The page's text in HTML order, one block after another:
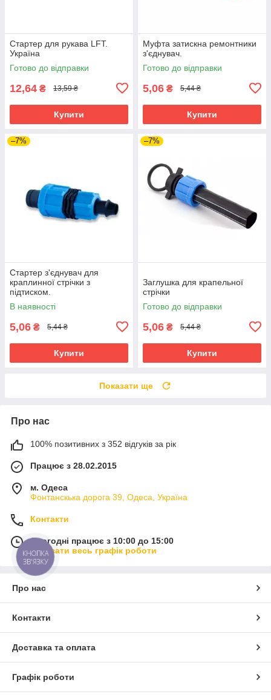
Стартер для рукава LFT.
Україна
Готово до відправки
12,64 ₴ 13,59 ₴
Купити
Муфта затискна ремонтники
з'єднувач.
Готово до відправки
5,06 ₴ 5,44 ₴
Купити
–7%
Стартер з'єднувач для
краплинної стрічки з
підтиском.
В наявності
5,06 ₴ 5,44 ₴
Купити
–7%
Заглушка для крапельної
стрічки
Готово до відправки
5,06 ₴ 5,44 ₴
Купити
Показати ще
Про нас
100% позитивних з 352 відгуків за рік
Працює з 28.02.2015
м. Одеса
Фонтанскька дорога 39, Одеса, Україна
Контакти
Сьогодні працює з 10:00 до 15:00
Показати весь графік роботи
Про нас
Контакти
Доставка та оплата
Графік роботи
КНОПКА
ЗВ'ЯЗКУ